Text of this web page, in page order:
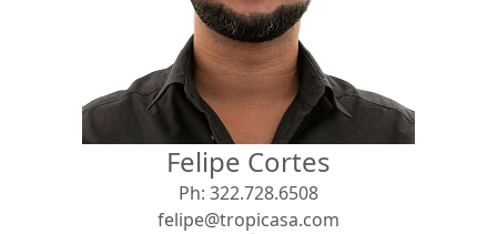
Felipe Cortes
Ph: 322.728.6508
felipe@tropicasa.com